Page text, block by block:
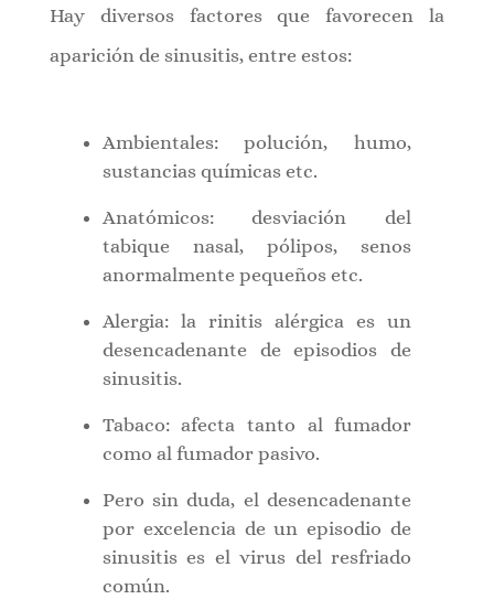
Hay diversos factores que favorecen la
aparición de sinusitis, entre estos:
Ambientales: polución, humo,
sustancias químicas etc.
Anatómicos: desviación del
tabique nasal, pólipos, senos
anormalmente pequeños etc.
Alergia: la rinitis alérgica es un
desencadenante de episodios de
sinusitis.
Tabaco: afecta tanto al fumador
como al fumador pasivo.
Pero sin duda, el desencadenante
por excelencia de un episodio de
sinusitis es el virus del resfriado
común.